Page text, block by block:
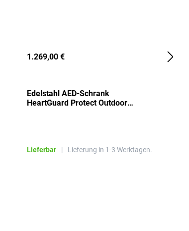
1.269,00 €
Edelstahl AED-Schrank
HeartGuard Protect Outdoor
Lieferbar | Lieferung in 1-3 Werktagen.